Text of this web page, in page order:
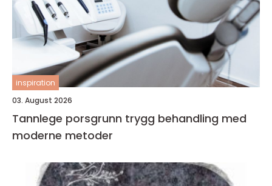
inspiration
03. August 2026
Tannlege porsgrunn trygg behandling med
moderne metoder